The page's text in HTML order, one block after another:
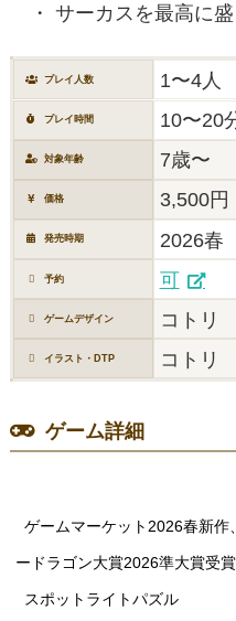
サーカスを最高に盛
プレイ人数 1〜4人
プレイ時間 10〜20
対象年齢 7歳〜
価格 3,500円
発売時期 2026春
予約 可
ゲームデザイン コトリ
イラスト・DTP コトリ
ゲーム詳細
ゲームマーケット2026春新作
ードラゴン大賞2026準大賞受
スポットライトパズル